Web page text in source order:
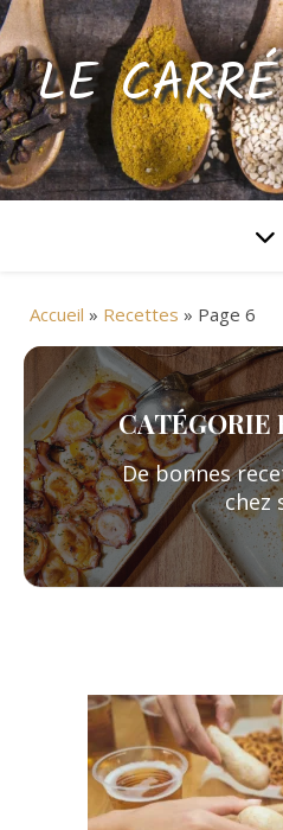
LE
Accueil » Recettes » Page 6
CATÉGORIE
De bonnes
chez